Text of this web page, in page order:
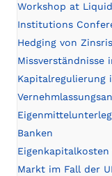
Workshop at
Institutions
Hedging von
Missverständnisse
Kapitalregulierung
Banken
Markt im Fall der